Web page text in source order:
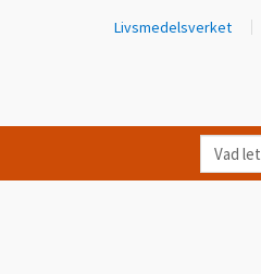
Livsmedelsverket
Vad
letar